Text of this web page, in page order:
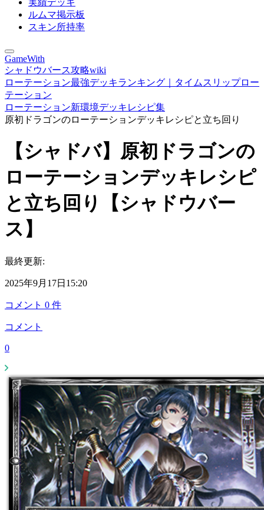
実績デッキ
ルムマ掲示板
スキン所持率
GameWith
シャドウバース攻略wiki
ローテーション最強デッキランキング｜タイムスリップロー
テーション
ローテーション新環境デッキレシピ集
原初ドラゴンのローテーションデッキレシピと立ち回り
【シャドバ】原初ドラゴンの
ローテーションデッキレシピ
と立ち回り【シャドウバー
ス】
最終更新:
2025年9月17日15:20
コメント 0 件
コメント
0